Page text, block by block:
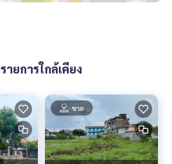
รายการใกล้เคียง
ขาย